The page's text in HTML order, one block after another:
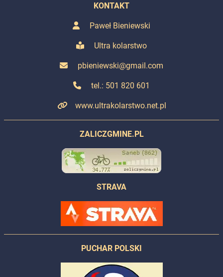
KONTAKT
Paweł Bieniewski
Ultra kolarstwo
pbieniewski@gmail.com
tel.: 501 820 601
www.ultrakolarstwo.net.pl
ZALICZGMINE.PL
STRAVA
PUCHAR POLSKI